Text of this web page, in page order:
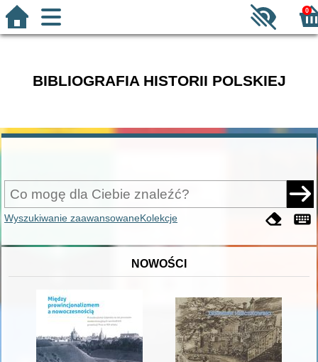
0
BIBLIOGRAFIA HISTORII POLSKIEJ
Wyszukiwanie zaawansowaneKolekcje
NOWOŚCI